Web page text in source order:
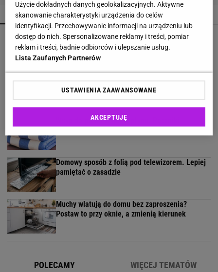
POPULARNE NAJNOWSZE
Rekord padł w niewielkim stawie. Taki okaz
trafia się bardzo rzadko
Na mszyce nie biorą oprysków. Wieszają to przy
pomidorach
Wsyp do pralki zamiast płynu. Ręczniki
Domowy sposób z folią pod telewizorem. Lepiej
pamiętać o zasadzie
Muchy wlatują do domu bez zaproszenia?
Postaw to przy oknie, a zmienią kierunek
POLECAMY WIĘCEJ TEMATÓW
Użycie dokładnych danych geolokalizacyjnych. Aktywne
skanowanie charakterystyki urządzenia do celów
identyfikacji. Przechowywanie informacji na urządzeniu lub
dostęp do nich. Spersonalizowane reklamy i treści, pomiar
reklam i treści, badnie odbiorców i ulepszanie usług.
Lista Zaufanych Partnerów
USTAWIENIA ZAAWANSOWANE
AKCEPTUJĘ